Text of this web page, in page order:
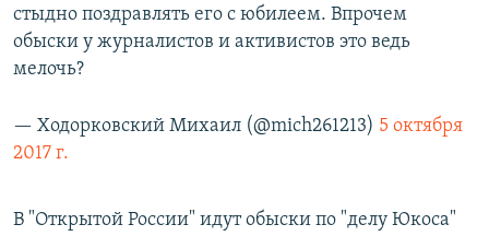
стыдно поздравлять его с юбилеем. Впрочем
обыски у журналистов и активистов это ведь
мелочь?
— Ходорковский Михаил (@mich261213) 5 октября
2017 г.
В "Открытой России" идут обыски по "делу Юкоса"